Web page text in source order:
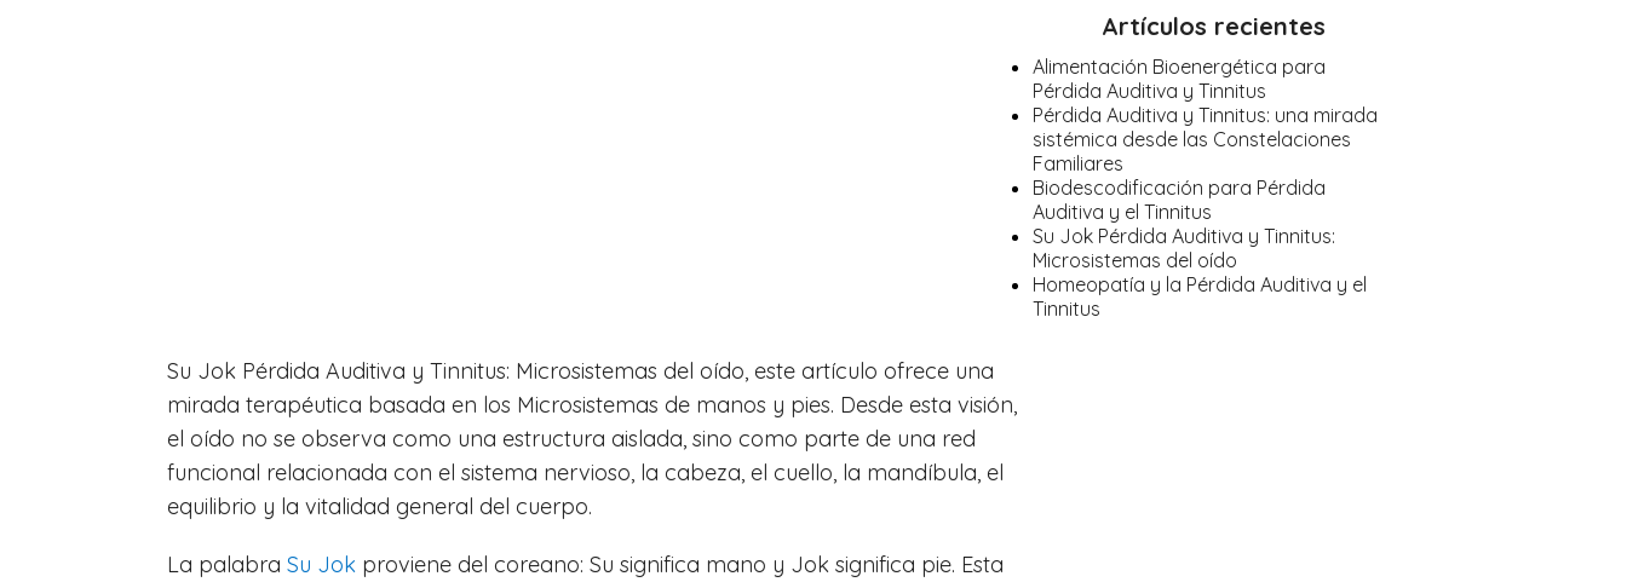
Su Jok Pérdida Auditiva y Tinnitus: Microsistemas del oído, este artículo ofrece una
mirada terapéutica basada en los Microsistemas de manos y pies. Desde esta visión,
el oído no se observa como una estructura aislada, sino como parte de una red
funcional relacionada con el sistema nervioso, la cabeza, el cuello, la mandíbula, el
equilibrio y la vitalidad general del cuerpo.
La palabra Su Jok proviene del coreano: Su significa mano y Jok significa pie. Esta
Artículos recientes
Alimentación Bioenergética para
Pérdida Auditiva y Tinnitus
Pérdida Auditiva y Tinnitus: una mirada
sistémica desde las Constelaciones
Familiares
Biodescodificación para Pérdida
Auditiva y el Tinnitus
Su Jok Pérdida Auditiva y Tinnitus:
Microsistemas del oído
Homeopatía y la Pérdida Auditiva y el
Tinnitus